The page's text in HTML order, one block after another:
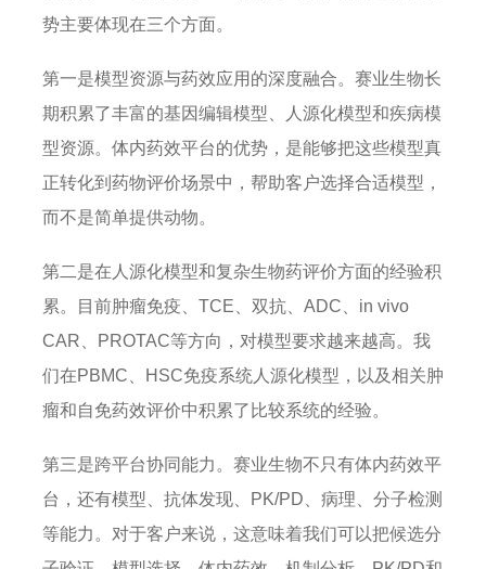
势主要体现在三个方面。
第一是模型资源与药效应用的深度融合。赛业生物长
期积累了丰富的基因编辑模型、人源化模型和疾病模
型资源。体内药效平台的优势，是能够把这些模型真
正转化到药物评价场景中，帮助客户选择合适模型，
而不是简单提供动物。
第二是在人源化模型和复杂生物药评价方面的经验积
累。目前肿瘤免疫、TCE、双抗、ADC、in vivo
CAR、PROTAC等方向，对模型要求越来越高。我
们在PBMC、HSC免疫系统人源化模型，以及相关肿
瘤和自免药效评价中积累了比较系统的经验。
第三是跨平台协同能力。赛业生物不只有体内药效平
台，还有模型、抗体发现、PK/PD、病理、分子检测
等能力。对于客户来说，这意味着我们可以把候选分